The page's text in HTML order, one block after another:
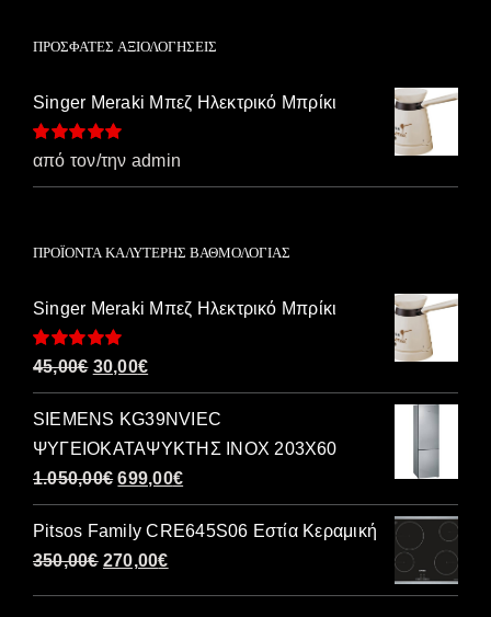
ΠΡΌΣΦΑΤΕΣ ΑΞΙΟΛΟΓΉΣΕΙΣ
Singer Meraki Μπεζ Ηλεκτρικό Μπρίκι
Βαθμολογήθηκε
από τον/την admin
ΠΡΟΪΌΝΤΑ ΚΑΛΎΤΕΡΗΣ ΒΑΘΜΟΛΟΓΊΑΣ
Singer Meraki Μπεζ Ηλεκτρικό Μπρίκι
Βαθμολογήθηκε
5.00 από 5
45,00€ Original
price
was:
45,00€.
30,00€Η
τρέχουσα
τιμή
είναι:
30,00€.
SIEMENS KG39NVIEC
ΨΥΓΕΙΟΚΑΤΑΨΥΚΤΗΣ INOX 203Χ60
1.050,00€ Original
price
was:
1.050,00€.
699,00€Η
τρέχουσα
τιμή
699,00€.
Pitsos Family CRE645S06 Εστία Κεραμική
350,00€ Original
270,00€Η